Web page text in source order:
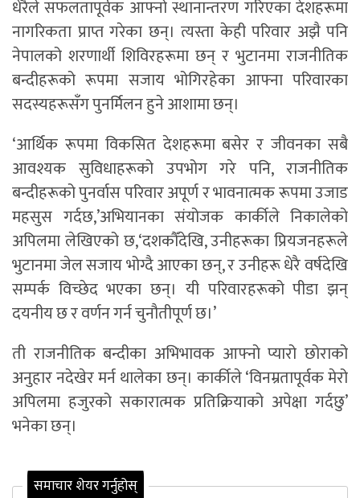
धेरैले सफलतापूर्वक आफ्नो स्थानान्तरण गरिएका देशहरूमा
नागरिकता प्राप्त गरेका छन्। त्यस्ता केही परिवार अझै पनि
नेपालको शरणार्थी शिविरहरूमा छन् र भुटानमा राजनीतिक
बन्दीहरूको रूपमा सजाय भोगिरहेका आफ्ना परिवारका
सदस्यहरूसँग पुनर्मिलन हुने आशामा छन्।
‘आर्थिक रूपमा विकसित देशहरूमा बसेर र जीवनका सबै
आवश्यक सुविधाहरूको उपभोग गरे पनि, राजनीतिक
बन्दीहरूको पुनर्वास परिवार अपूर्ण र भावनात्मक रूपमा उजाड
महसुस गर्दछ,’अभियानका संयोजक कार्कीले निकालेको
अपिलमा लेखिएको छ,‘दशकौँदेखि, उनीहरूका प्रियजनहरूले
भुटानमा जेल सजाय भोग्दै आएका छन्, र उनीहरू धेरै वर्षदेखि
सम्पर्क विच्छेद भएका छन्। यी परिवारहरूको पीडा झन्
दयनीय छ र वर्णन गर्न चुनौतीपूर्ण छ।’
ती राजनीतिक बन्दीका अभिभावक आफ्नो प्यारो छोराको
अनुहार नदेखेर मर्न थालेका छन्। कार्कीले ‘विनम्रतापूर्वक मेरो
अपिलमा हजुरको सकारात्मक प्रतिक्रियाको अपेक्षा गर्दछु’
भनेका छन्।
समाचार शेयर गर्नुहोस्